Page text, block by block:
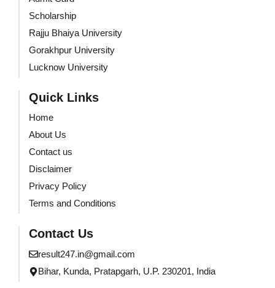
Scholarship
Rajju Bhaiya University
Gorakhpur University
Lucknow University
Quick Links
Home
About Us
Contact us
Disclaimer
Privacy Policy
Terms and Conditions
Contact Us
result247.in@gmail.com
Bihar, Kunda, Pratapgarh, U.P. 230201, India